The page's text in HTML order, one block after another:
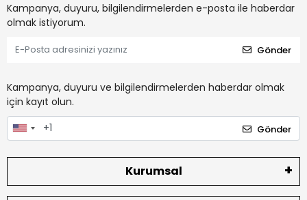
Kampanya, duyuru, bilgilendirmelerden e-posta ile haberdar
olmak istiyorum.
Gönder
Kampanya, duyuru ve bilgilendirmelerden haberdar olmak
için kayıt olun.
Gönder
Kurumsal